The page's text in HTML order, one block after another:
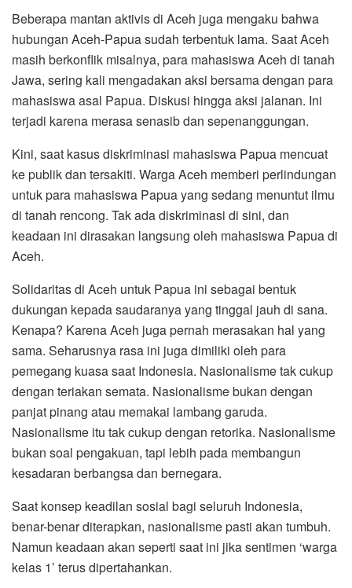
Beberapa mantan aktivis di Aceh juga mengaku bahwa
hubungan Aceh-Papua sudah terbentuk lama. Saat Aceh
masih berkonflik misalnya, para mahasiswa Aceh di tanah
Jawa, sering kali mengadakan aksi bersama dengan para
mahasiswa asal Papua. Diskusi hingga aksi jalanan. Ini
terjadi karena merasa senasib dan sepenanggungan.
Kini, saat kasus diskriminasi mahasiswa Papua mencuat
ke publik dan tersakiti. Warga Aceh memberi perlindungan
untuk para mahasiswa Papua yang sedang menuntut ilmu
di tanah rencong. Tak ada diskriminasi di sini, dan
keadaan ini dirasakan langsung oleh mahasiswa Papua di
Aceh.
Solidaritas di Aceh untuk Papua ini sebagai bentuk
dukungan kepada saudaranya yang tinggal jauh di sana.
Kenapa? Karena Aceh juga pernah merasakan hal yang
sama. Seharusnya rasa ini juga dimiliki oleh para
pemegang kuasa saat Indonesia. Nasionalisme tak cukup
dengan teriakan semata. Nasionalisme bukan dengan
panjat pinang atau memakai lambang garuda.
Nasionalisme itu tak cukup dengan retorika. Nasionalisme
bukan soal pengakuan, tapi lebih pada membangun
kesadaran berbangsa dan bernegara.
Saat konsep keadilan sosial bagi seluruh Indonesia,
benar-benar diterapkan, nasionalisme pasti akan tumbuh.
Namun keadaan akan seperti saat ini jika sentimen ‘warga
kelas 1’ terus dipertahankan.